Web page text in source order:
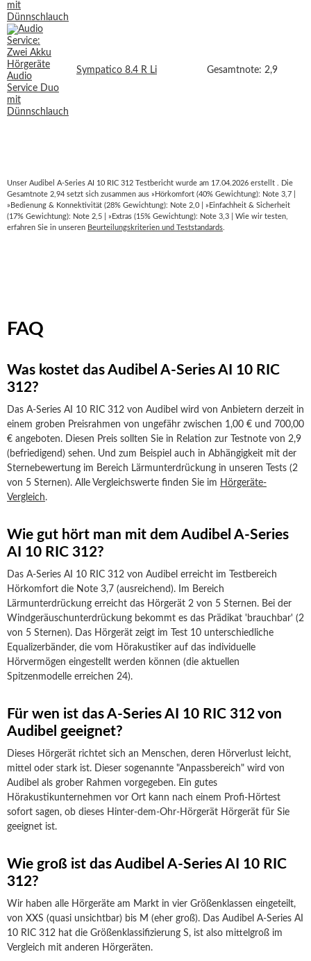
Sympatico 8.4 R Li Gesamtnote: 2,9
Unser Audibel A-Series AI 10 RIC 312 Testbericht wurde am 17.04.2026 erstellt . Die
Gesamtnote 2,94 setzt sich zusammen aus »Hörkomfort (40% Gewichtung): Note 3,7 |
»Bedienung & Konnektivität (28% Gewichtung): Note 2,0 | »Einfachheit & Sicherheit
(17% Gewichtung): Note 2,5 | »Extras (15% Gewichtung): Note 3,3 | Wie wir testen,
erfahren Sie in unseren Beurteilungskriterien und Teststandards
FAQ
Was kostet das Audibel A-Series AI 10 RIC
312?
Das A-Series AI 10 RIC 312 von Audibel wird von Anbietern derzeit in
einem groben Preisrahmen von ungefähr zwischen 1,00 € und 700,00
€ angeboten. Diesen Preis sollten Sie in Relation zur Testnote von 2,9
(befriedigend) sehen. Und zum Beispiel auch in Abhängigkeit mit der
Sternebewertung im Bereich Lärmunterdrückung in unseren Tests (2
von 5 Sternen). Alle Vergleichswerte finden Sie im Hörgeräte-
Vergleich.
Wie gut hört man mit dem Audibel A-Series
AI 10 RIC 312?
Das A-Series AI 10 RIC 312 von Audibel erreicht im Testbereich
Hörkomfort die Note 3,7 (ausreichend). Im Bereich
Lärmunterdrückung erreicht das Hörgerät 2 von 5 Sternen. Bei der
Windgeräuschunterdrückung bekommt es das Prädikat 'brauchbar' (2
von 5 Sternen). Das Hörgerät zeigt im Test 10 unterschiedliche
Equalizerbänder, die vom Hörakustiker auf das individuelle
Hörvermögen eingestellt werden können (die aktuellen
Spitzenmodelle erreichen 24).
Für wen ist das A-Series AI 10 RIC 312 von
Audibel geeignet?
Dieses Hörgerät richtet sich an Menschen, deren Hörverlust leicht,
mittel oder stark ist. Dieser sogenannte "Anpassbereich" wird von
Audibel als grober Rahmen vorgegeben. Ein gutes
Hörakustikunternehmen vor Ort kann nach einem Profi-Hörtest
sofort sagen, ob dieses Hinter-dem-Ohr-Hörgerät Hörgerät für Sie
geeignet ist.
Wie groß ist das Audibel A-Series AI 10 RIC
312?
Wir haben alle Hörgeräte am Markt in vier Größenklassen eingeteilt,
von XXS (quasi unsichtbar) bis M (eher groß). Das Audibel A-Series AI
10 RIC 312 hat die Größenklassifizierung S, ist also mittelgroß im
Vergleich mit anderen Hörgeräten.